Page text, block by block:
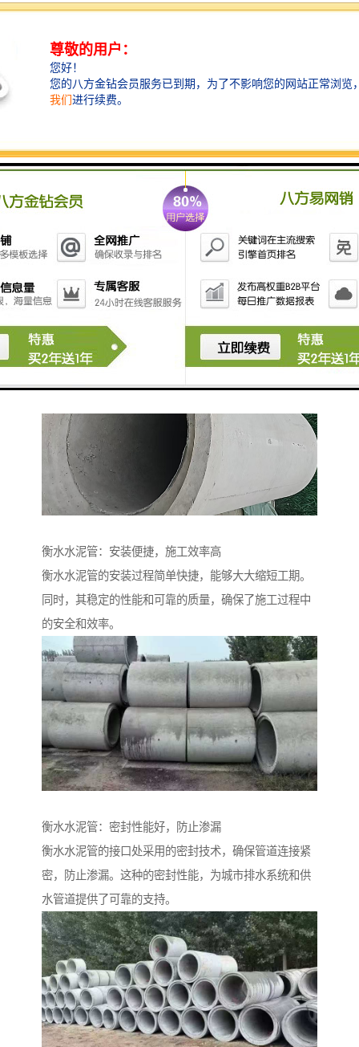
衡水水泥管在城市基础设施建设中发挥着重要作用。无
管都能提供稳定可靠的支持，助力城市的发展。
衡水水泥管：安装便捷，施工效率高
衡水水泥管的安装过程简单快捷，能够大大缩短工期。
同时，其稳定的性能和可靠的质量，确保了施工过程中
的安全和效率。
衡水水泥管：密封性能好，防止渗漏
衡水水泥管的接口处采用的密封技术，确保管道连接紧
密，防止渗漏。这种的密封性能，为城市排水系统和供
水管道提供了可靠的支持。